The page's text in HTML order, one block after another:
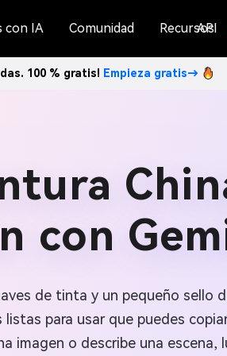
con IA Comunidad Recursos
API
100 % gratis! Empieza gratis→
con
de tinta y un pequeño sello
para usar que puedes
imagen o describe una escena,